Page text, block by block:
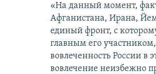
«На данный момент,
Афганистана, Ирана,
единый фронт, с
главным его
вовлеченность России в
вовлечение неизбежно